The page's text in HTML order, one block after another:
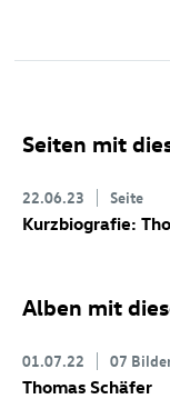
Seiten mit
22.06.23 Seite
Kurzbiografie:
Alben mit
01.07.22 07
Thomas Schäfer